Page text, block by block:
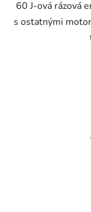
60 J-ová rázová
s ostatnými